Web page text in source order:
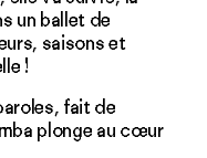
un ballet de
saisons et
!
fait de
plonge au cœur